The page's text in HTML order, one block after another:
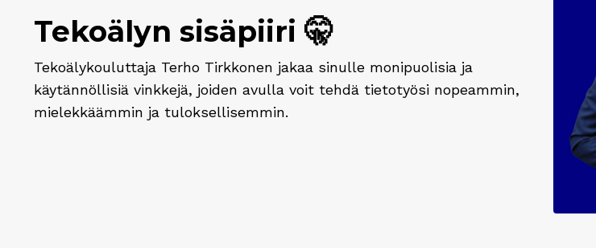
Tekoälyn sisäpiiri 🤫
Tekoälykouluttaja Terho Tirkkonen jakaa sinulle monipuolisia ja
käytännöllisiä vinkkejä, joiden avulla voit tehdä tietotyösi nopeammin,
mielekkäämmin ja tuloksellisemmin.